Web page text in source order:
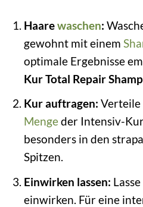
Haarewaschen:
gewohnt mit einem
optimale Ergebnisse
Kur Total Repair
Kur auftragen: Verteile
Mengeder Intensiv-
besonders in den
Spitzen.
Einwirken lassen:
einwirken. Für eine